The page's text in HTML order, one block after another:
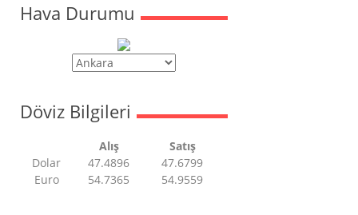
Hava Durumu
Döviz Bilgileri
Alış
Satış
Dolar
47.4896
47.6799
Euro
54.7365 54.9559